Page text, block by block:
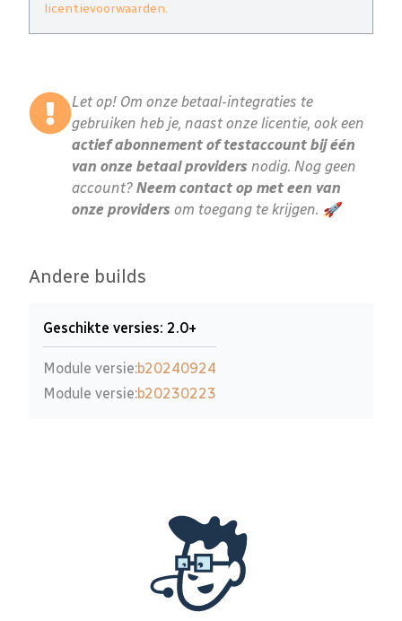
Let op! Om onze betaal-integraties te
gebruiken heb je, naast onze licentie, ook een
actief abonnement of testaccount bij één
van onze betaal providers nodig. Nog geen
account? Neem contact op met een van
onze providers om toegang te krijgen. 🚀
Andere builds
Geschikte versies: 2.0+
Module versie:b20240924
Module versie:b20230223
licentievoorwaarden.